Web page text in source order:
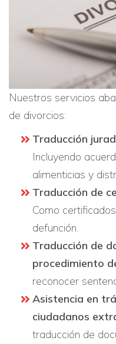
Nuestros servicios
de divorcios:
Traducción
Incluyendo
alimenticias y
Traducción de
Como
defunción.
Traducción de
procedimiento
reconocer
Asistencia en
ciudadanos
traducción de